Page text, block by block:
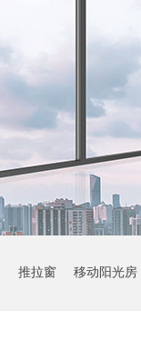
推拉窗 移动阳光房